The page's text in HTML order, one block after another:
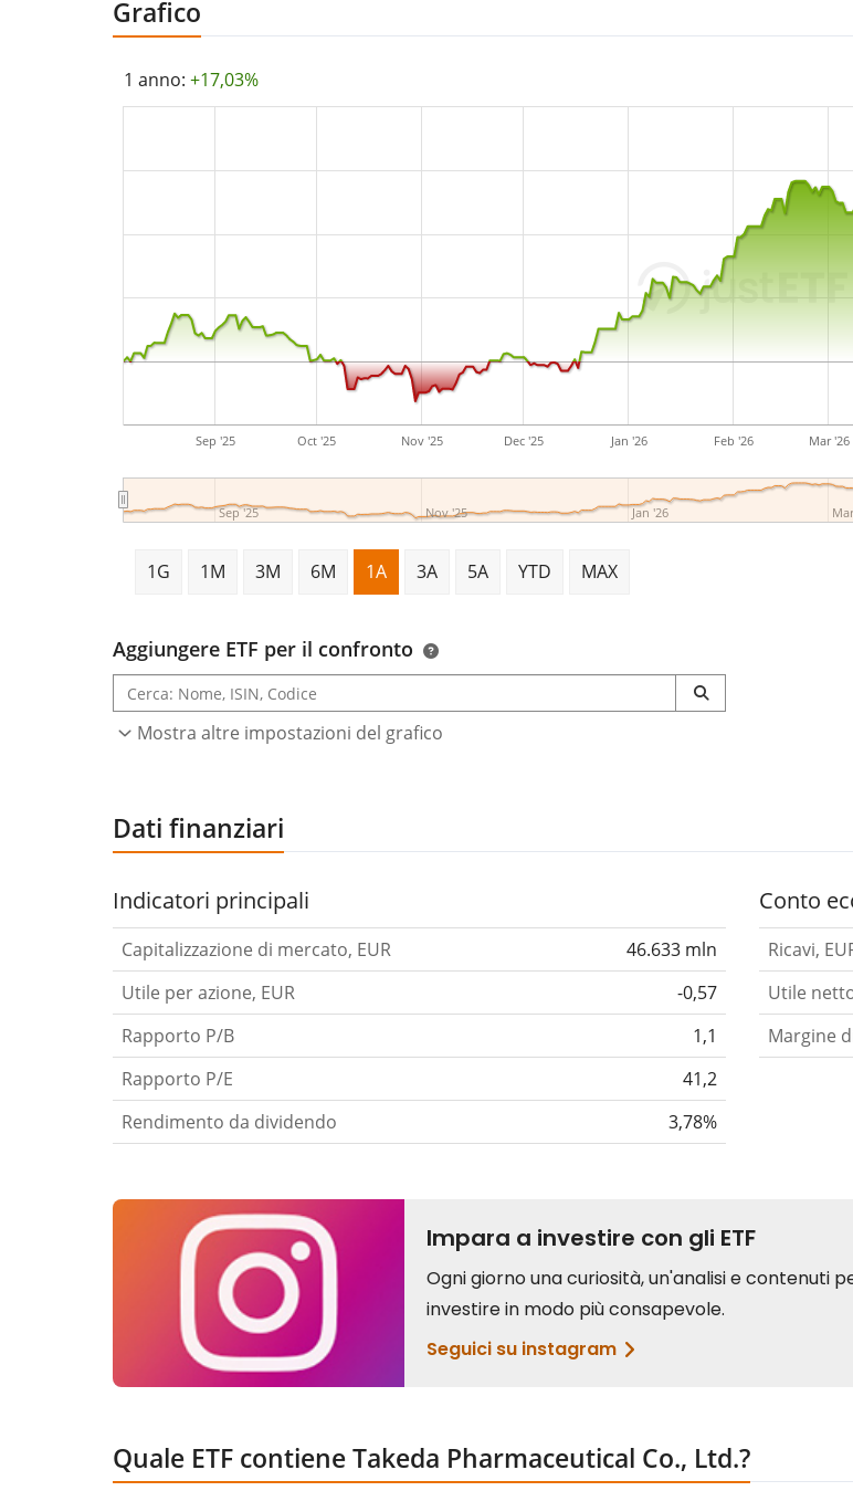
Grafico
1 anno: +17,03%
Sep '25 Oct '25 Nov '25 Dec '25 Jan '26 Feb '26 Mar '26
Sep '25 Nov '25 Jan '26
1G 1M 3M 6M 1A 3A 5A YTD MAX
Aggiungere ETF per il confronto
Mostra altre impostazioni del grafico
Dati finanziari
Indicatori principali
Capitalizzazione di mercato, EUR
46.633 mln
Utile per azione, EUR
-0,57
Rapporto P/B
1,1
Rapporto P/E
41,2
Rendimento da dividendo
3,78%
Conto
Ricavi,
Utile
Margine
Quale ETF contiene Takeda Pharmaceutical Co., Ltd.?